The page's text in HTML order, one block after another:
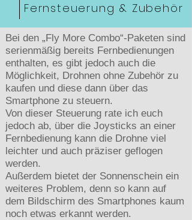
Fernsteuerung & Zubehör
Bei den „Fly More Combo“-Paketen sind
serienmäßig bereits Fernbedienungen
enthalten, es gibt jedoch auch die
Möglichkeit, Drohnen ohne Zubehör zu
kaufen und diese dann über das
Smartphone zu steuern.
Von dieser Steuerung rate ich euch
jedoch ab, über die Joysticks an einer
Fernbedienung kann die Drohne viel
leichter und auch präziser geflogen
werden.
Außerdem bietet der Sonnenschein ein
weiteres Problem, denn so kann auf
dem Bildschirm des Smartphones kaum
noch etwas erkannt werden.